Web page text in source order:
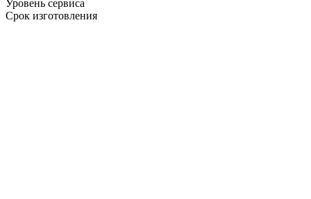
Уровень сервиса
Срок изготовления